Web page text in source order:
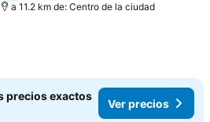
a 11.2 km de: Centro de la ciudad
precios exactos
Ver precios